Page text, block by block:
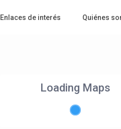
Enlaces de interés Quiénes
Loading Maps